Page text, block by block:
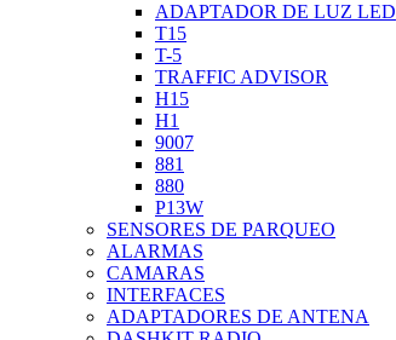
ADAPTADOR DE LUZ LED
T15
T-5
TRAFFIC ADVISOR
H15
H1
9007
881
880
P13W
SENSORES DE PARQUEO
ALARMAS
CAMARAS
INTERFACES
ADAPTADORES DE ANTENA